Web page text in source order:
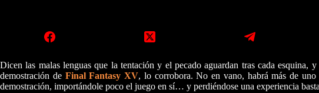
Dicen las malas lenguas que la tentación y el pecado aguardan tras cada esquina,
demostración de Final Fantasy XV, lo corrobora. No en vano, habrá más de
demostración, importándole poco el juego en sí… y perdiéndose una experiencia